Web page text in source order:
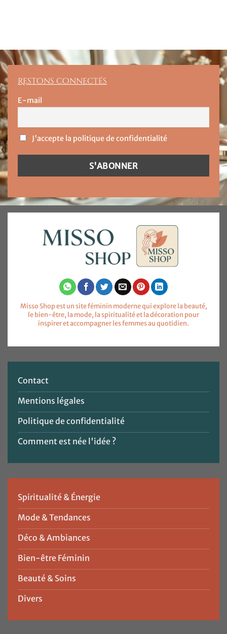
Restons connectés
E-mail
J'accepte la politique de confidentialité
Misso Shop est un site féminin moderne qui explore la beauté,
le bien-être, la mode, la spiritualité et la décoration pour
inspirer et accompagner les femmes au quotidien.
Contact
Mentions légales
Politique de confidentialité
Comment est née l'idée ?
Spiritualité & Énergie
Mode & Tendances
Déco & Ambiances
Bien-être Féminin
Beauté & Soins
Divers